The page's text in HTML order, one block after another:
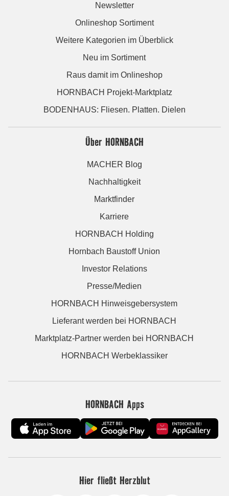
Newsletter
Onlineshop Sortiment
Weitere Kategorien im Überblick
Neu im Sortiment
Raus damit im Onlineshop
HORNBACH Projekt-Marktplatz
BODENHAUS: Fliesen. Platten. Dielen
Über HORNBACH
MACHER Blog
Nachhaltigkeit
Marktfinder
Karriere
HORNBACH Holding
Hornbach Baustoff Union
Investor Relations
Presse/Medien
HORNBACH Hinweisgebersystem
Lieferant werden bei HORNBACH
Marktplatz-Partner werden bei HORNBACH
HORNBACH Werbeklassiker
HORNBACH Apps
Hier fließt Herzblut